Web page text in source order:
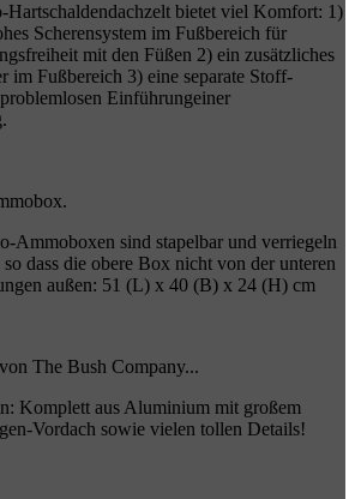
Hartschaldendachzelt bietet viel Komfort: 1)
Scherensystem im Fußbereich für
mit den Füßen 2) ein zusätzliches
im Fußbereich 3) eine separate Stoff-
Einführungeiner
Ammoboxen sind stapelbar und verriegeln
dass die obere Box nicht von der unteren
außen: 51 (L) x 40 (B) x 24 (H) cm
The Bush Company...
Komplett aus Aluminium mit großem
Vordach sowie vielen tollen Details!